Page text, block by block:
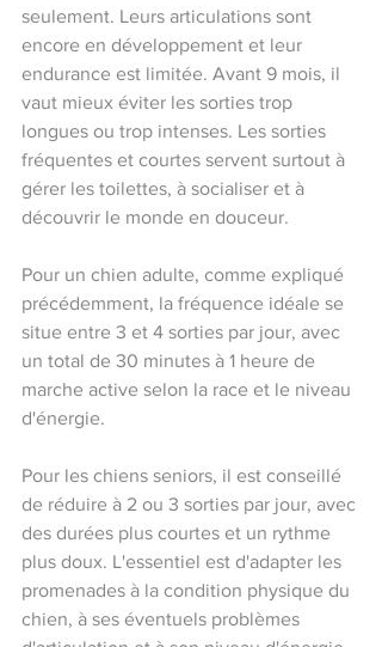
seulement. Leurs articulations sont
encore en développement et leur
endurance est limitée. Avant 9 mois, il
vaut mieux éviter les sorties trop
longues ou trop intenses. Les sorties
fréquentes et courtes servent surtout à
gérer les toilettes, à socialiser et à
découvrir le monde en douceur.
Pour un chien adulte, comme expliqué
précédemment, la fréquence idéale se
situe entre 3 et 4 sorties par jour, avec
un total de 30 minutes à 1 heure de
marche active selon la race et le niveau
d'énergie.
Pour les chiens seniors, il est conseillé
de réduire à 2 ou 3 sorties par jour, avec
des durées plus courtes et un rythme
plus doux. L'essentiel est d'adapter les
promenades à la condition physique du
chien, à ses éventuels problèmes